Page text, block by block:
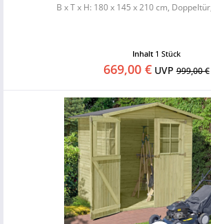
B x T x H: 180 x 145 x 210 cm,
Inhalt 1 Stück
669,00 €UVP999,00 €